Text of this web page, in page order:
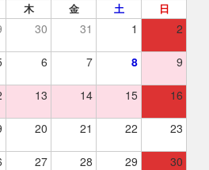
木 金 土 日
30 31 1 2
6 7 8 9
13 14 15 16
20 21 22 23
27 28 29 30